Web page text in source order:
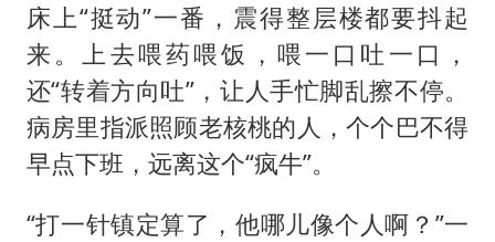
床上“挺动”一番，震得整层楼都要抖起
来。上去喂药喂饭，喂一口吐一口，
还“转着方向吐”，让人手忙脚乱擦不停。
病房里指派照顾老核桃的人，个个巴不得
早点下班，远离这个“疯牛”。
“打一针镇定算了，他哪儿像个人啊？”一